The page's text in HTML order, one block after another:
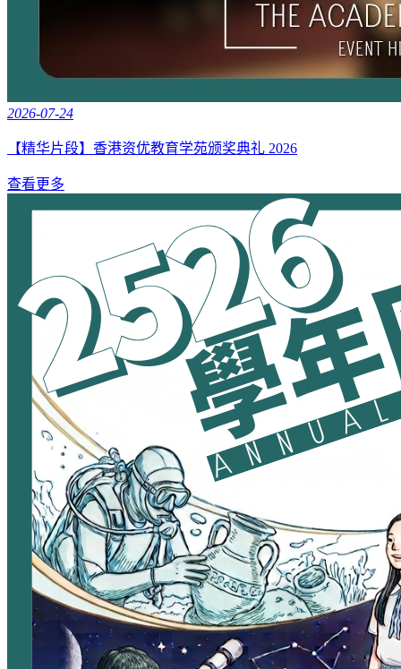
2026-07-24
【精华片段】香港资优教育学苑颁奖典礼 2026
查看更多